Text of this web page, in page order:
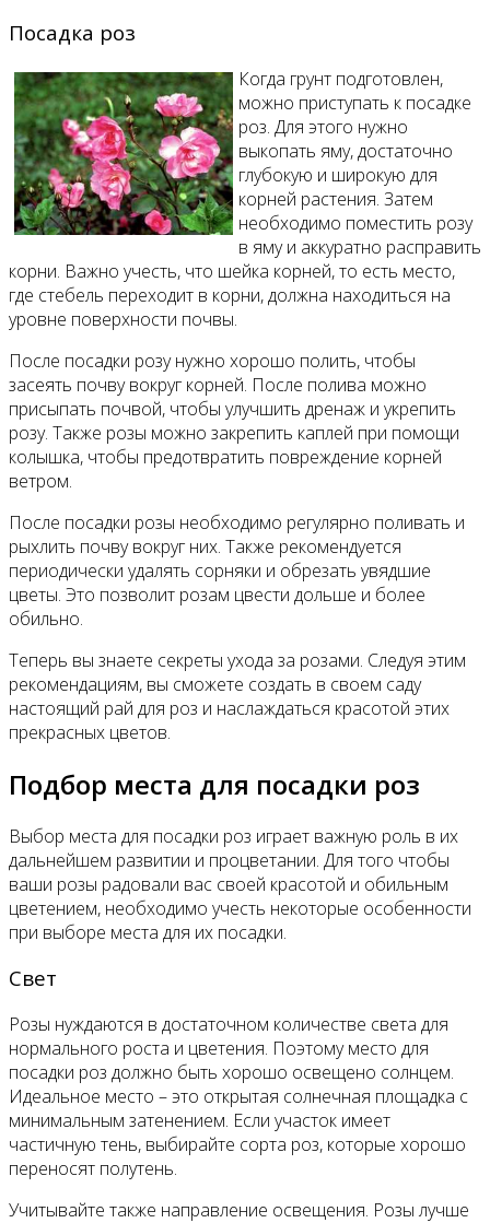
Посадка роз
Когда грунт подготовлен,
можно приступать к посадке
роз. Для этого нужно
выкопать яму, достаточно
глубокую и широкую для
корней растения. Затем
необходимо поместить розу
в яму и аккуратно расправить
корни. Важно учесть, что шейка корней, то есть место,
где стебель переходит в корни, должна находиться на
уровне поверхности почвы.
После посадки розу нужно хорошо полить, чтобы
засеять почву вокруг корней. После полива можно
присыпать почвой, чтобы улучшить дренаж и укрепить
розу. Также розы можно закрепить каплей при помощи
колышка, чтобы предотвратить повреждение корней
ветром.
После посадки розы необходимо регулярно поливать и
рыхлить почву вокруг них. Также рекомендуется
периодически удалять сорняки и обрезать увядшие
цветы. Это позволит розам цвести дольше и более
обильно.
Теперь вы знаете секреты ухода за розами. Следуя этим
рекомендациям, вы сможете создать в своем саду
настоящий рай для роз и наслаждаться красотой этих
прекрасных цветов.
Подбор места для посадки роз
Выбор места для посадки роз играет важную роль в их
дальнейшем развитии и процветании. Для того чтобы
ваши розы радовали вас своей красотой и обильным
цветением, необходимо учесть некоторые особенности
при выборе места для их посадки.
Свет
Розы нуждаются в достаточном количестве света для
нормального роста и цветения. Поэтому место для
посадки роз должно быть хорошо освещено солнцем.
Идеальное место – это открытая солнечная площадка с
минимальным затенением. Если участок имеет
частичную тень, выбирайте сорта роз, которые хорошо
переносят полутень.
Учитывайте также направление освещения. Розы лучше